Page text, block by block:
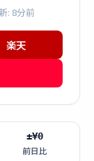
: 8分前
楽天
±¥0
前日比